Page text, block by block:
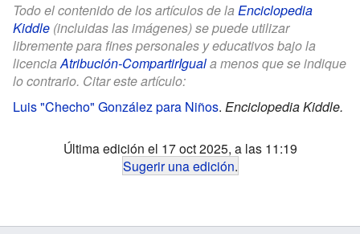
Todo el contenido de los artículos de la Enciclopedia
Kiddle (incluidas las imágenes) se puede utilizar
libremente para fines personales y educativos bajo la
licenciaAtribución-CompartirIguala menos que se indique
lo contrario. Citar este artículo:
Luis "Checho" González para Niños. Enciclopedia Kiddle.
Última edición el 17 oct 2025, a las 11:19
Sugerir una edición.